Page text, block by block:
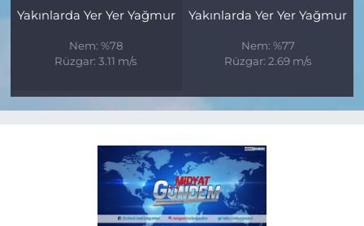
Yakınlarda Yer Yer Yağmur
Nem: %78
Rüzgar: 3.11 m/s
Yakınlarda Yer Yer Yağmur
Nem: %77
Rüzgar: 2.69 m/s